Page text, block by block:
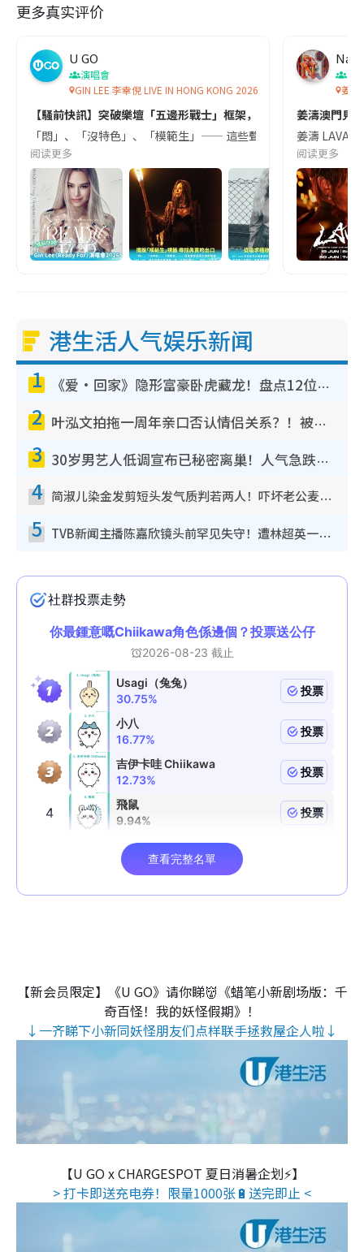
更多真实评价
U GO
演唱會
GIN LEE 李幸倪 LIVE IN HONG KONG 2026
【騷前快訊】突破樂壇「五邊形戰士」框架，唱出最真實的李幸
「悶」、「沒特色」、「模範生」—— 這些聲音曾長久地圍繞著
阅读更多
姜濤
姜濤澳門見
姜濤 LAVA
阅读更多
港生活人气娱乐新闻
1 《爱·回家》隐形富豪卧虎藏龙！盘点12位财气逼人的有钱艺人：这位美女3亿身家不愁做
2 叶泓文拍拖一周年亲口否认情侣关系？！被质疑感情造假竟称GM“普通同事”
3 30岁男艺人低调宣布已秘密离巢！人气急跌变失踪人口：“这几年过得并不容易”
4 简淑儿染金发剪短头发气质判若两人！吓坏老公麦大力都认不出：“你做什么？”
5 TVB新闻主播陈嘉欣镜头前罕见失守！遭林超英一句话突袭吓坏当场大笑
【新会员限定】《U GO》请你睇👹《蜡笔小新剧场版：千
奇百怪！我的妖怪假期》！
↓一齐睇下小新同妖怪朋友们点样联手拯救屋企人啦↓
【U GO x CHARGESPOT 夏日消暑企划⚡】
> 打卡即送充电券！限量1000张🔋送完即止 <